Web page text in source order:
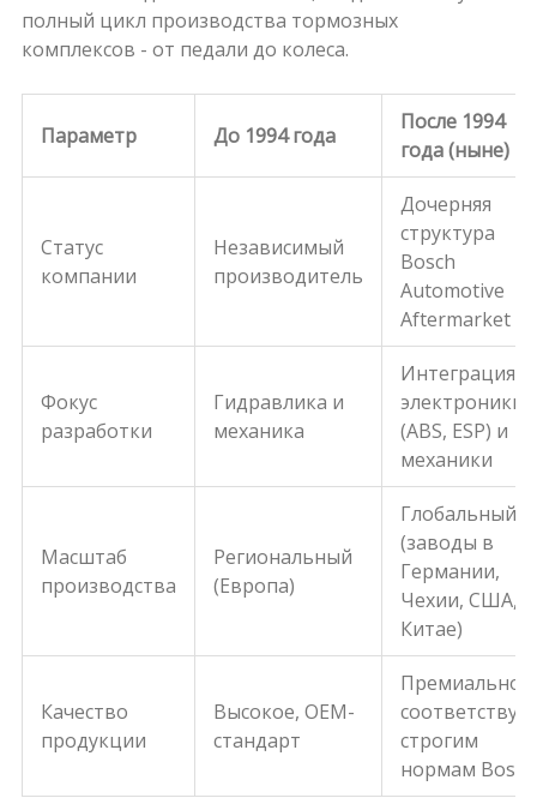
полный цикл производства тормозных
комплексов - от педали до колеса.
Параметр До 1994 года
После 1994
года (ныне)
Статус
компании
Независимый
производитель
Дочерняя
структура
Bosch
Automotive
Aftermarket
Фокус
разработки
Гидравлика и
механика
Интеграция
электроники
(ABS, ESP) и
механики
Масштаб
производства
Региональный
(Европа)
Глобальный
(заводы в
Германии,
Чехии, США,
Китае)
Качество
продукции
Высокое, OEM-
стандарт
Премиальное,
строгим
нормам Bosch